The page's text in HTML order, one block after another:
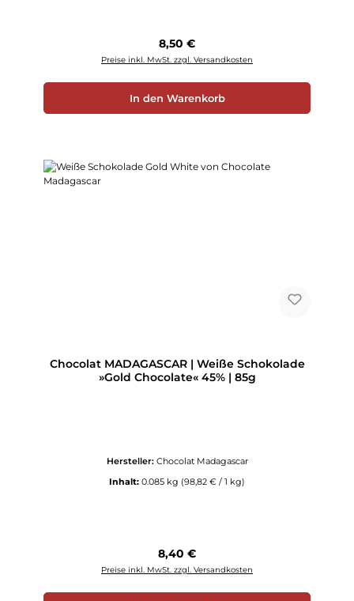
Regulärer Preis:
8,50 €
Preise inkl. MwSt. zzgl. Versandkosten
In den Warenkorb
Chocolat MADAGASCAR | Weiße Schokolade
»Gold Chocolate« 45% | 85g
Hersteller: Chocolat Madagascar
Inhalt: 0.085 kg (98,82 € / 1 kg)
Regulärer Preis:
8,40 €
Preise inkl. MwSt. zzgl. Versandkosten